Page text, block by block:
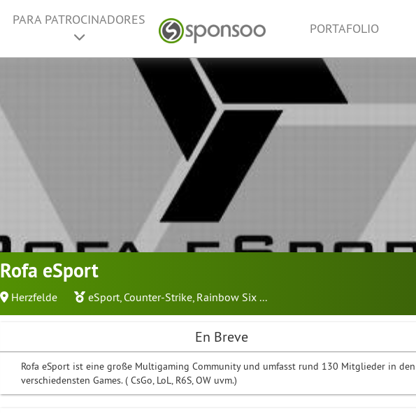
PARA PATROCINADORES
PORTAFOLIO
Rofa eSport
Herzfelde eSport, Counter-Strike, Rainbow Six ...
En Breve
Rofa eSport ist eine große Multigaming Community und umfasst rund 130 Mitglieder in den
verschiedensten Games. ( CsGo, LoL, R6S, OW uvm.)